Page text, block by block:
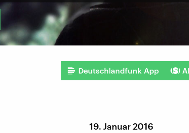
Deutschlandfunk App
19. Januar 2016